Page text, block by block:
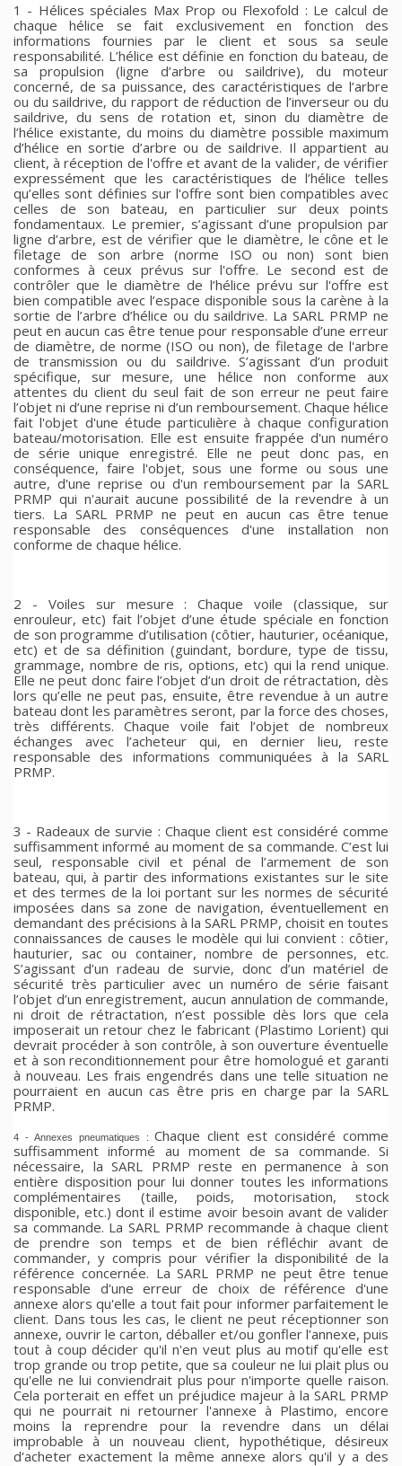
1 - Hélices spéciales Max Prop ou Flexofold : Le calcul de
chaque hélice se fait exclusivement en fonction des
informations fournies par le client et sous sa seule
responsabilité. L’hélice est définie en fonction du bateau, de
sa propulsion (ligne d’arbre ou saildrive), du moteur
concerné, de sa puissance, des caractéristiques de l’arbre
ou du saildrive, du rapport de réduction de l’inverseur ou du
saildrive, du sens de rotation et, sinon du diamètre de
l’hélice existante, du moins du diamètre possible maximum
d’hélice en sortie d’arbre ou de saildrive. Il appartient au
client, à réception de l'offre et avant de la valider, de vérifier
expressément que les caractéristiques de l’hélice telles
qu’elles sont définies sur l'offre sont bien compatibles avec
celles de son bateau, en particulier sur deux points
fondamentaux. Le premier, s’agissant d’une propulsion par
ligne d’arbre, est de vérifier que le diamètre, le cône et le
filetage de son arbre (norme ISO ou non) sont bien
conformes à ceux prévus sur l'offre. Le second est de
contrôler que le diamètre de l’hélice prévu sur l'offre est
bien compatible avec l’espace disponible sous la carène à la
sortie de l’arbre d’hélice ou du saildrive. La SARL PRMP ne
peut en aucun cas être tenue pour responsable d’une erreur
de diamètre, de norme (ISO ou non), de filetage de l'arbre
de transmission ou du saildrive. S’agissant d’un produit
spécifique, sur mesure, une hélice non conforme aux
attentes du client du seul fait de son erreur ne peut faire
l’objet ni d’une reprise ni d’un remboursement. Chaque hélice
fait l'objet d'une étude particulière à chaque configuration
bateau/motorisation. Elle est ensuite frappée d'un numéro
de série unique enregistré. Elle ne peut donc pas, en
conséquence, faire l'objet, sous une forme ou sous une
autre, d'une reprise ou d'un remboursement par la SARL
PRMP qui n'aurait aucune possibilité de la revendre à un
tiers. La SARL PRMP ne peut en aucun cas être tenue
responsable des conséquences d'une installation non
conforme de chaque hélice.
2 - Voiles sur mesure : Chaque voile (classique, sur
enrouleur, etc) fait l’objet d’une étude spéciale en fonction
de son programme d’utilisation (côtier, hauturier, océanique,
etc) et de sa définition (guindant, bordure, type de tissu,
grammage, nombre de ris, options, etc) qui la rend unique.
Elle ne peut donc faire l’objet d’un droit de rétractation, dès
lors qu’elle ne peut pas, ensuite, être revendue à un autre
bateau dont les paramètres seront, par la force des choses,
très différents. Chaque voile fait l’objet de nombreux
échanges avec l’acheteur qui, en dernier lieu, reste
responsable des informations communiquées à la SARL
PRMP.
3 - Radeaux de survie : Chaque client est considéré comme
suffisamment informé au moment de sa commande. C’est lui
seul, responsable civil et pénal de l’armement de son
bateau, qui, à partir des informations existantes sur le site
et des termes de la loi portant sur les normes de sécurité
imposées dans sa zone de navigation, éventuellement en
demandant des précisions à la SARL PRMP, choisit en toutes
connaissances de causes le modèle qui lui convient : côtier,
hauturier, sac ou container, nombre de personnes, etc.
S’agissant d’un radeau de survie, donc d’un matériel de
sécurité très particulier avec un numéro de série faisant
l’objet d’un enregistrement, aucun annulation de commande,
ni droit de rétractation, n’est possible dès lors que cela
imposerait un retour chez le fabricant (Plastimo Lorient) qui
devrait procéder à son contrôle, à son ouverture éventuelle
et à son reconditionnement pour être homologué et garanti
à nouveau. Les frais engendrés dans une telle situation ne
pourraient en aucun cas être pris en charge par la SARL
PRMP.
4 - Annexes pneumatiques :Chaque client est considéré comme
suffisamment informé au moment de sa commande. Si
nécessaire, la SARL PRMP reste en permanence à son
entière disposition pour lui donner toutes les informations
complémentaires (taille, poids, motorisation, stock
disponible, etc.) dont il estime avoir besoin avant de valider
sa commande. La SARL PRMP recommande à chaque client
de prendre son temps et de bien réfléchir avant de
commander, y compris pour vérifier la disponibilité de la
référence concernée. La SARL PRMP ne peut être tenue
responsable d'une erreur de choix de référence d'une
annexe alors qu'elle a tout fait pour informer parfaitement le
client. Dans tous les cas, le client ne peut réceptionner son
annexe, ouvrir le carton, déballer et/ou gonfler l’annexe, puis
tout à coup décider qu'il n'en veut plus au motif qu'elle est
trop grande ou trop petite, que sa couleur ne lui plait plus ou
qu'elle ne lui conviendrait plus pour n'importe quelle raison.
Cela porterait en effet un préjudice majeur à la SARL PRMP
qui ne pourrait ni retourner l'annexe à Plastimo, encore
moins la reprendre pour la revendre dans un délai
improbable à un nouveau client, hypothétique, désireux
d'acheter exactement la même annexe alors qu'il y a des